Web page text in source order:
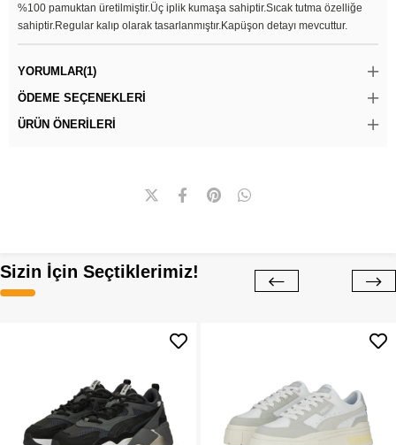
%100 pamuktan üretilmiştir.Üç iplik kumaşa sahiptir.Sıcak tutma özelliğe
sahiptir.Regular kalıp olarak tasarlanmıştır.Kapüşon detayı mevcuttur.
YORUMLAR(1)
ÖDEME SEÇENEKLERI
ÜRÜN ÖNERILERI
Sizin İçin Seçtiklerimiz!